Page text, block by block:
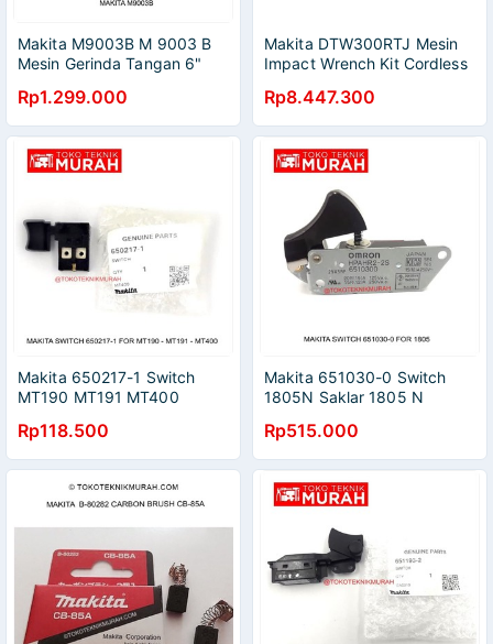
Makita M9003B M 9003 B
Mesin Gerinda Tangan 6"
Rp1.299.000
Makita DTW300RTJ Mesin
Impact Wrench Kit Cordless
Rp8.447.300
Makita 650217-1 Switch
MT190 MT191 MT400
Rp118.500
Makita 651030-0 Switch
1805N Saklar 1805 N
Rp515.000